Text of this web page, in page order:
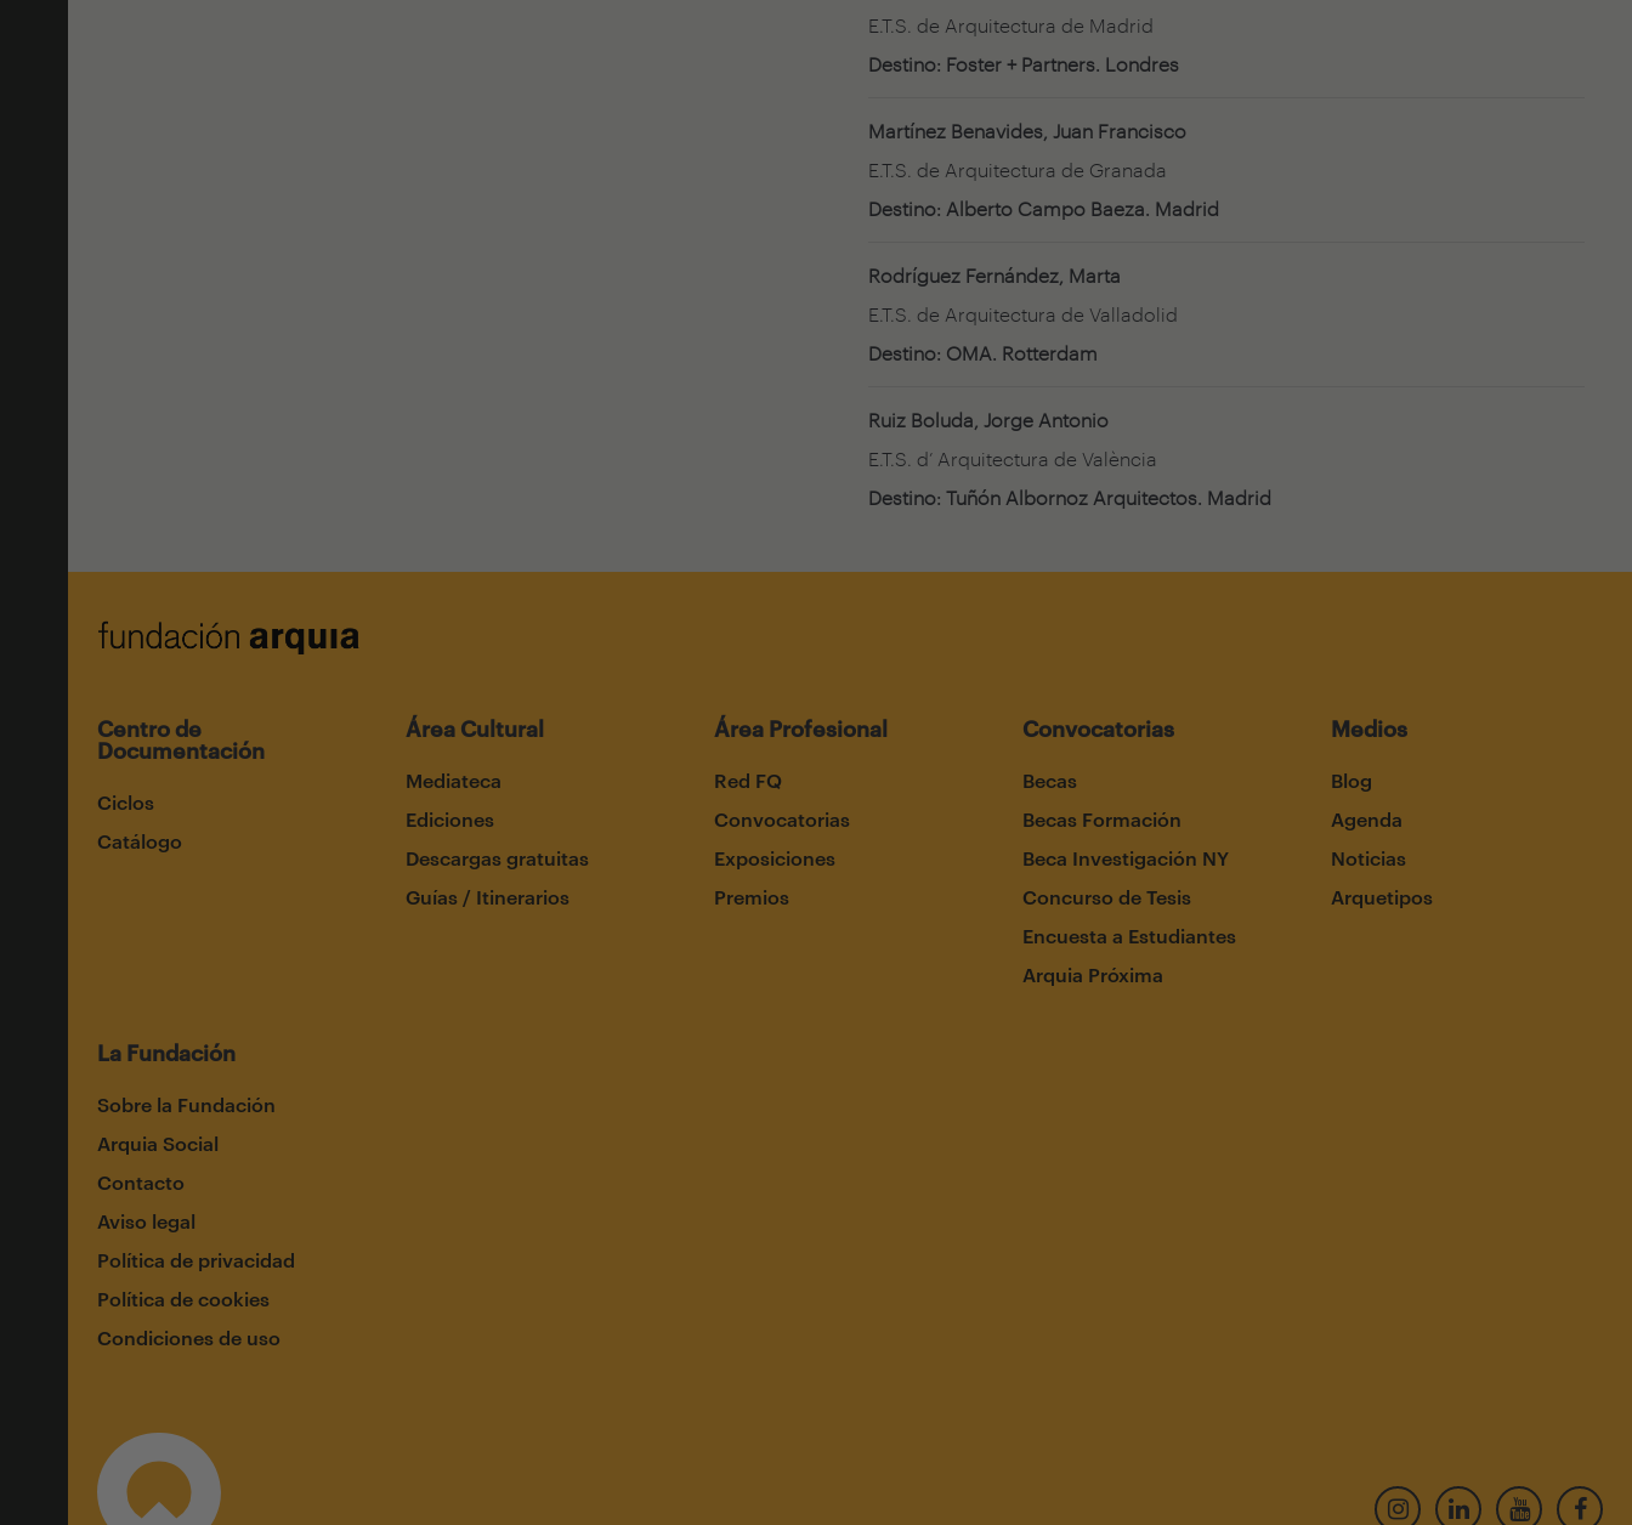
E.T.S. de Arquitectura de Madrid
Destino: Foster + Partners. Londres
Martínez Benavides, Juan Francisco
E.T.S. de Arquitectura de Granada
Destino: Alberto Campo Baeza. Madrid
Rodríguez Fernández, Marta
E.T.S. de Arquitectura de Valladolid
Destino: OMA. Rotterdam
Ruiz Boluda, Jorge Antonio
E.T.S. d’ Arquitectura de València
Destino: Tuñón Albornoz Arquitectos. Madrid
Centro de
Documentación
Ciclos
Catálogo
Área Cultural
Mediateca
Ediciones
Descargas gratuitas
Guías / Itinerarios
Área Profesional
Red FQ
Convocatorias
Exposiciones
Premios
Convocatorias
Becas
Becas Formación
Beca Investigación NY
Concurso de Tesis
Encuesta a Estudiantes
Arquia Próxima
Medios
Blog
Agenda
Noticias
Arquetipos
La Fundación
Sobre la Fundación
Arquia Social
Contacto
Aviso legal
Política de privacidad
Política de cookies
Condiciones de uso